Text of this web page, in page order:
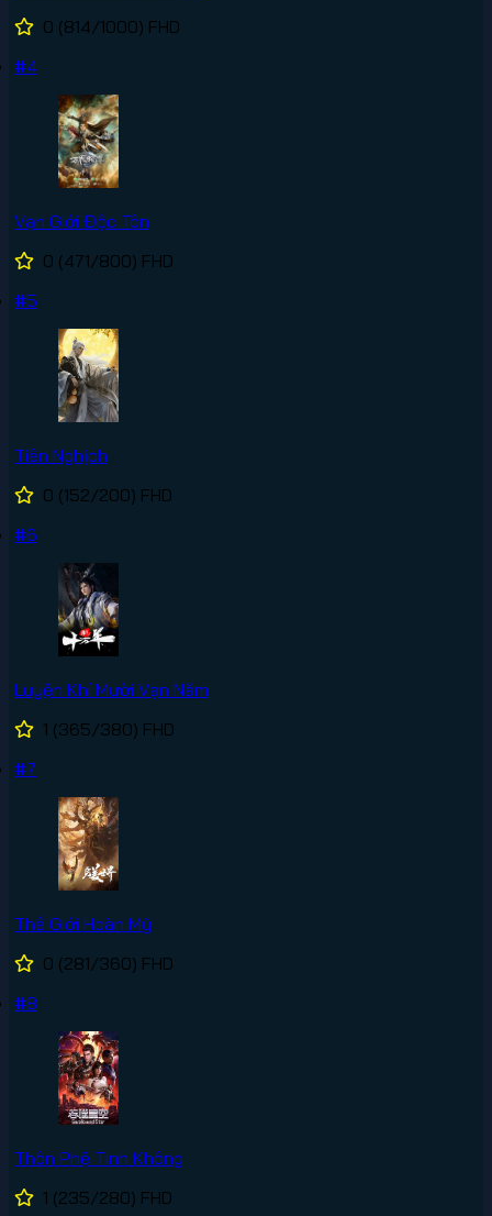
0 (814/1000) FHD
#4
Vạn Giới Độc Tôn
0 (471/800) FHD
#5
Tiên Nghịch
0 (152/200) FHD
#6
Luyện Khí Mười Vạn Năm
1 (365/380) FHD
#7
Thế Giới Hoàn Mỹ
0 (281/360) FHD
#8
Thôn Phệ Tinh Không
1 (235/280) FHD